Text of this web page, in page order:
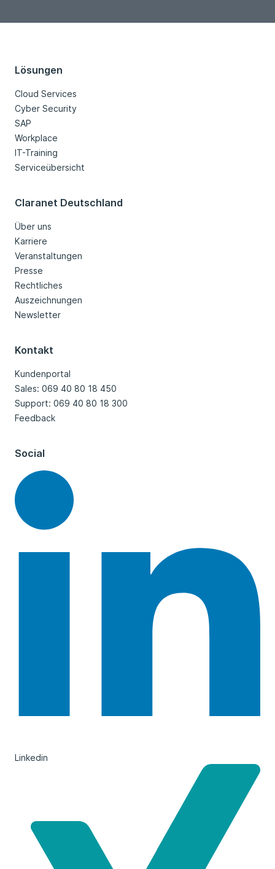
Lösungen
Cloud Services
Cyber Security
SAP
Workplace
IT-Training
Serviceübersicht
Claranet Deutschland
Über uns
Karriere
Veranstaltungen
Presse
Rechtliches
Auszeichnungen
Newsletter
Kontakt
Kundenportal
Sales: 069 40 80 18 450
Support: 069 40 80 18 300
Feedback
Social
Linkedin